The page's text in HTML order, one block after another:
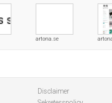
artona.se
Disclaimer